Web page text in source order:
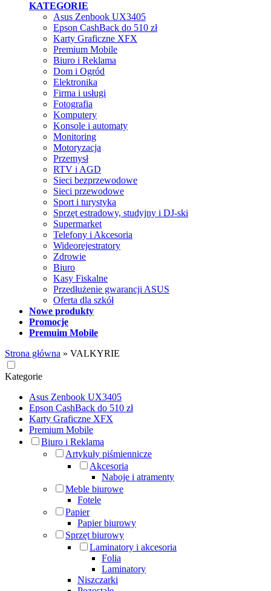
KATEGORIE
Asus Zenbook UX3405
Epson CashBack do 510 zł
Karty Graficzne XFX
Premium Mobile
Biuro i Reklama
Dom i Ogród
Elektronika
Firma i usługi
Fotografia
Komputery
Konsole i automaty
Monitoring
Motoryzacja
Przemysł
RTV i AGD
Sieci bezprzewodowe
Sieci przewodowe
Sport i turystyka
Sprzęt estradowy, studyjny i DJ-ski
Supermarket
Telefony i Akcesoria
Wideorejestratory
Zdrowie
Biuro
Kasy Fiskalne
Przedłużenie gwarancji ASUS
Oferta dla szkół
Nowe produkty
Promocje
Premuim Mobile
Strona główna » VALKYRIE
Kategorie
Asus Zenbook UX3405
Epson CashBack do 510 zł
Karty Graficzne XFX
Premium Mobile
Biuro i Reklama
Artykuły piśmiennicze
Akcesoria
Naboje i atramenty
Meble biurowe
Fotele
Papier
Papier biurowy
Sprzęt biurowy
Laminatory i akcesoria
Folia
Laminatory
Niszczarki